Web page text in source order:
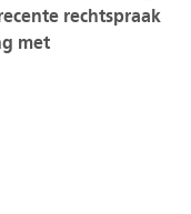
rechtspraak
met